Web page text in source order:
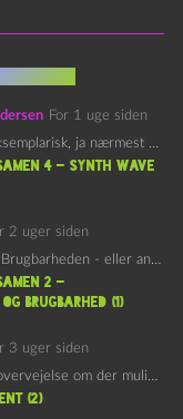
For 1 uge siden
Hej Øl&Ævl En eksemplarisk, ja nærmest yndefuld, afslutning på SOMMERSKOLEN.…
4 – Synth Wave
2 uger siden
Hej Sommerskole Brugbarheden - eller anvendeligheden - af "Øl&Ævl" er…
2 –
Brugbarhed (1)
3 uger siden
Jeg havde også i overvejelse om der muligvis kunne være…
(2)